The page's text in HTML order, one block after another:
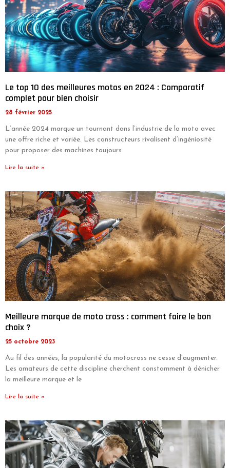
Le top 10 des meilleures motos en 2024 : Comparatif
complet pour bien choisir
28 février 2025
L’année 2024 marque un tournant dans l’industrie de la moto avec
une offre riche et variée. Les constructeurs rivalisent d’ingéniosité
pour proposer des machines toujours
Lire la suite »
Meilleure marque de moto cross : comment faire le bon
choix ?
25 octobre 2023
Au fil des années, la popularité du motocross ne cesse d’augmenter.
Les amateurs de cette discipline cherchent constamment à dénicher
la meilleure marque et le
Lire la suite »